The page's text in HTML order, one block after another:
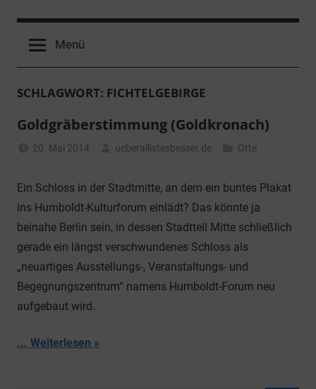
Menü
SCHLAGWORT: FICHTELGEBIRGE
Goldgräberstimmung (Goldkronach)
20. Mai 2014 ueberallistesbesser.de Orte
Ein Schloss in der Stadtmitte, an dem ein buntes Plakat
ins Humboldt-Kulturforum einlädt? Das könnte ja
beinahe Berlin sein, in dessen Stadtteil Mitte schließlich
gerade ein längst verschwundenes Schloss als
„neuartiges Ausstellungs-, Veranstaltungs- und
Begegnungszentrum“ namens Humboldt-Forum neu
aufgebaut wird.
... Weiterlesen